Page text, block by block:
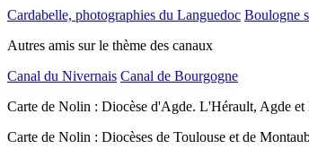
Cardabelle, photographies du Languedoc Boulogne
Autres amis sur le thème des canaux
Canal du Nivernais Canal de Bourgogne
Carte de Nolin : Diocèse d'Agde. L'Hérault, Agde et
Carte de Nolin : Diocèses de Toulouse et de